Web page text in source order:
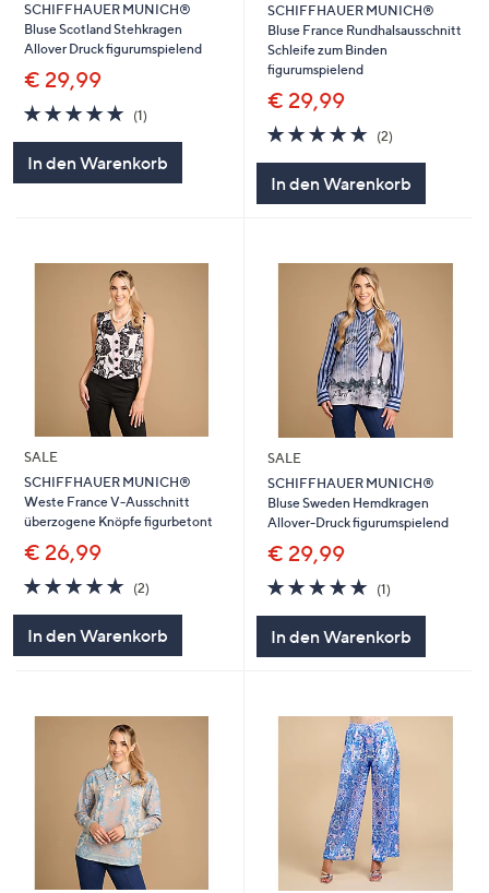
SCHIFFHAUER MUNICH®
Bluse Scotland Stehkragen
Allover Druck figurumspielend
€ 29,99
5.0
von
(1)1
In den Warenkorb
SCHIFFHAUER MUNICH®
Bluse France Rundhalsausschnitt
Schleife zum Binden
figurumspielend
€ 29,99
5.0
von
(2)2
In den Warenkorb
SALE
SCHIFFHAUER MUNICH®
Weste France V-Ausschnitt
überzogene Knöpfe figurbetont
€ 26,99
5.0
von
(2)2
In den Warenkorb
SALE
SCHIFFHAUER MUNICH®
Bluse Sweden Hemdkragen
Allover-Druck figurumspielend
€ 29,99
5.0
von
(1)1
In den Warenkorb